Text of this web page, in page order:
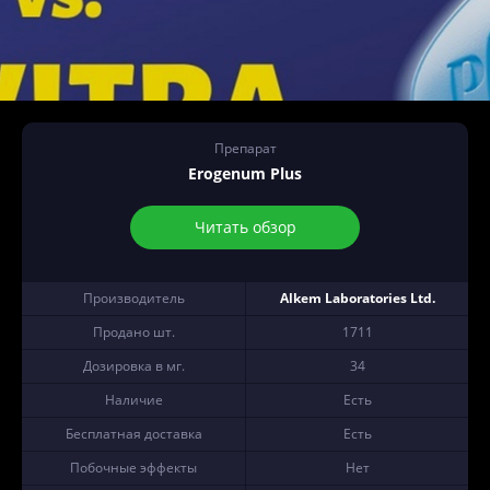
Препарат
Erogenum Plus
Читать обзор
Производитель
Alkem Laboratories Ltd.
Продано шт.
1711
Дозировка в мг.
34
Наличие
Есть
Бесплатная доставка
Есть
Побочные эффекты
Нет